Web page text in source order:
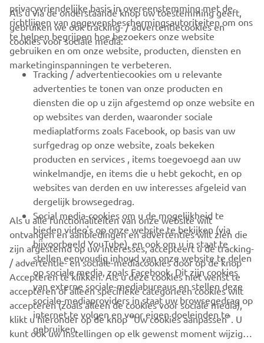
CORPORATE
VOOR BEDRIJVEN
MEER YAMAHA
ONDERSTEUNING
NIEUWSBRIEF
Wees de eerste die meer te weten komt over de nieuwste deals,
speciale evenementen, nieuwe producten en nog veel meer
ABONNEREN
Lees ons privacybeleid om te leren hoe we uw persoonlijke
gegevens verwerken:Privacyverklaring
privacyvriendelijke basis in overeenstemming met de
richtlijnen van gegevensbeschermingsautoriteiten om ons
te helpen begrijpen hoe bezoekers onze website
gebruiken en om onze website, producten, diensten en
marketinginspanningen te verbeteren.
Als u via de onderstaande knop uw toestemming geeft,
gebruiken we ook tracking- / advertentiecookies en
cookies voor sociale media:
Tracking / advertentiecookies om u relevante
advertenties te tonen van onze producten en
diensten die op u zijn afgestemd op onze website en
op websites van derden, waaronder sociale
mediaplatforms zoals Facebook, op basis van uw
surfgedrag op onze website, zoals bekeken
producten en services , items toegevoegd aan uw
winkelmandje, en items die u hebt gekocht, en op
websites van derden en uw interesses afgeleid van
dergelijk browsegedrag.
Social media-cookies om u de mogelijkheid te
bieden video's op onze website te bekijken (via
bijvoorbeeld YouTube), en ook om u in staat te
stellen eenvoudig inhoud van onze website te delen
op sociale media, zoals Facebook. Dit zijn cookies
van externe sociale-mediabureaus en stellen deze
sociale-mediaproviders in staat uw browsegedrag op
internet te volgen en voor eigen doeleinden te
gebruiken.
Als u alle functionaliteiten van onze website wilt
ontvangen en aanbiedingen en advertenties wilt zien die
zijn afgestemd op uw interesses, accepteert u de tracking-
/ advertentie- en sociale-mediacookies door op de knop
Accepteren te klikken. Als u deze cookies niet wenst te
accepteren of alleen specifieke categorieën cookies wilt
accepteren (zoals alleen de cookies voor sociale media),
klikt u hieronder op de knop "Uw cookies aanpassen". U
kunt ook uw instellingen op elk gewenst moment wijzigen